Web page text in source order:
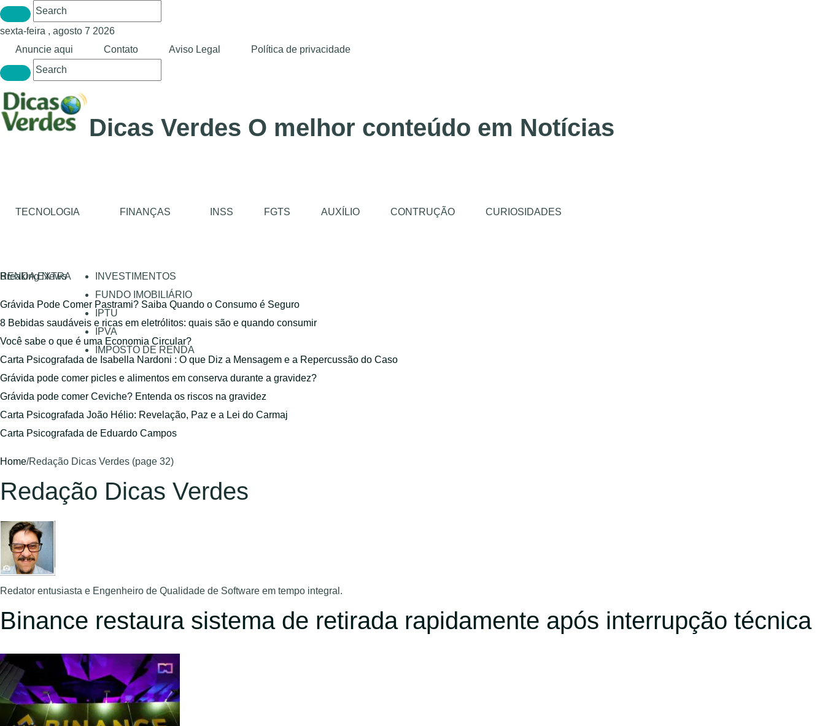
sexta-feira , agosto 7 2026
Anuncie aqui
Contato Aviso Legal Política de privacidade
Dicas Verdes O melhor conteúdo em Notícias
TECNOLOGIA
RENDA EXTRA
FINANÇAS
INVESTIMENTOS
FUNDO IMOBILIÁRIO
IPTU
IPVA
IMPOSTO DE RENDA
INSS FGTS AUXÍLIO CONTRUÇÃO CURIOSIDADES
Breaking News
Grávida Pode Comer Pastrami? Saiba Quando o Consumo é Seguro
8 Bebidas saudáveis e ricas em eletrólitos: quais são e quando consumir
Você sabe o que é uma Economia Circular?
Carta Psicografada de Isabella Nardoni : O que Diz a Mensagem e a Repercussão do Caso
Grávida pode comer picles e alimentos em conserva durante a gravidez?
Grávida pode comer Ceviche? Entenda os riscos na gravidez
Carta Psicografada João Hélio: Revelação, Paz e a Lei do Carmaj
Carta Psicografada de Eduardo Campos
Home/Redação Dicas Verdes (page 32)
Redação Dicas Verdes
Redator entusiasta e Engenheiro de Qualidade de Software em tempo integral.
Binance restaura sistema de retirada rapidamente após interrupção técnica